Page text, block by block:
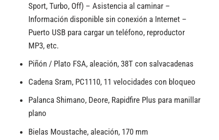
Sport, Turbo, Off) – Asistencia al caminar –
Información disponible sin conexión a Internet –
Puerto USB para cargar un teléfono, reproductor
MP3, etc.
Piñón / Plato FSA, aleación, 38T con salvacadenas
Cadena Sram, PC1110, 11 velocidades con bloqueo
Palanca Shimano, Deore, Rapidfire Plus para manillar
plano
Bielas Moustache, aleación, 170 mm